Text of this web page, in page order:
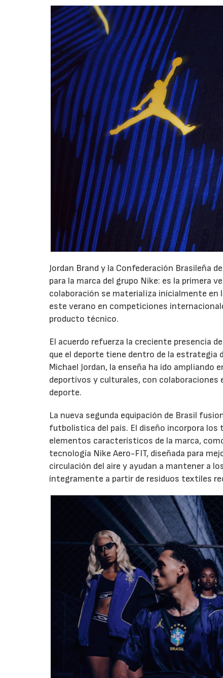
Jordan Brand y la Confederación Brasileña
para la marca del grupo Nike: es la primera
colaboración se materializa inicialmente en
este verano en competiciones
producto técnico.
El acuerdo refuerza la creciente presencia
que el deporte tiene dentro de la estrategia
Michael Jordan, la enseña ha ido
deportivos y culturales, con
deporte.
La nueva segunda equipación de Brasil
futbolística del país. El diseño incorpora los
elementos característicos de la marca,
tecnología Nike Aero-FIT, diseñada para
circulación del aire y ayudan a mantener a
íntegramente a partir de residuos textiles